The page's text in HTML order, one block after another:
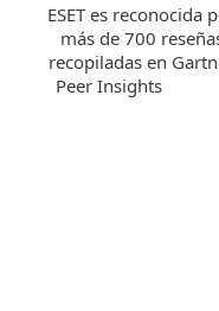
ESET es reconocida
más de 700
recopiladas en
Peer Insights